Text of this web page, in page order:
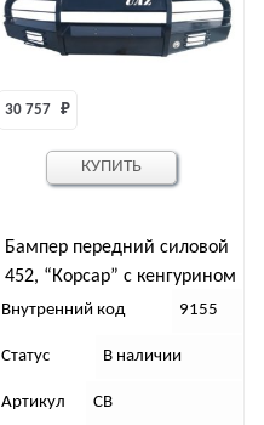
Бампер передний силовой
452, “Корсар” с кенгурином
30 757 ₽
Внутренний код 9155
Статус В наличии
Артикул СВ
КУПИТЬ